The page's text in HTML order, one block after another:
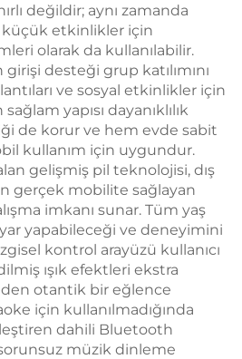
değildir; aynı zamanda
etkinlikler için
olarak da kullanılabilir.
desteği grup katılımını
ve sosyal etkinlikler için
yapısı dayanıklılık
de korur ve hem evde sabit
kullanım için uygundur.
gelişmiş pil teknolojisi, dış
gerçek mobilite sağlayan
imkanı sunar. Tüm yaş
yapabileceği ve deneyimini
kontrol arayüzü kullanıcı
ışık efektleri ekstra
otantik bir eğlence
için kullanılmadığında
dahili Bluetooth
müzik dinleme